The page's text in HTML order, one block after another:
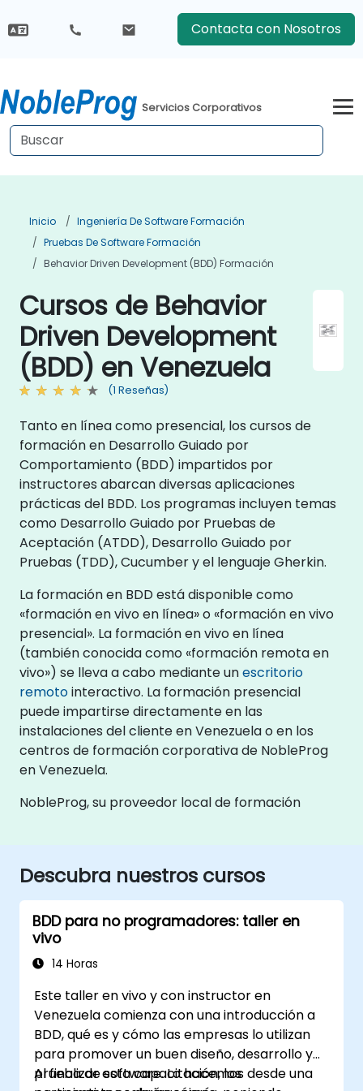
Contacta con Nosotros
Servicios Corporativos
Inicio
Ingeniería De Software Formación
Pruebas De Software Formación
Behavior Driven Development (BDD) Formación
Cursos de Behavior
Driven Development
(BDD) en Venezuela
(1 Reseñas)
Tanto en línea como presencial, los cursos de
formación en Desarrollo Guiado por
Comportamiento (BDD) impartidos por
instructores abarcan diversas aplicaciones
prácticas del BDD. Los programas incluyen temas
como Desarrollo Guiado por Pruebas de
Aceptación (ATDD), Desarrollo Guiado por
Pruebas (TDD), Cucumber y el lenguaje Gherkin.
La formación en BDD está disponible como
«formación en vivo en línea» o «formación en vivo
presencial». La formación en vivo en línea
(también conocida como «formación remota en
vivo») se lleva a cabo mediante unescritorio
remotointeractivo. La formación presencial
puede impartirse directamente en las
instalaciones del cliente en Venezuela o en los
centros de formación corporativa de NobleProg
en Venezuela.
NobleProg, su proveedor local de formación
Descubra nuestros cursos
BDD para no programadores: taller en
vivo
14 Horas
Este taller en vivo y con instructor en
Venezuela comienza con una introducción a
BDD, qué es y cómo las empresas lo utilizan
para promover un buen diseño, desarrollo y
prueba de software. Lo hacemos desde una
Al finalizar esta capacitación, los